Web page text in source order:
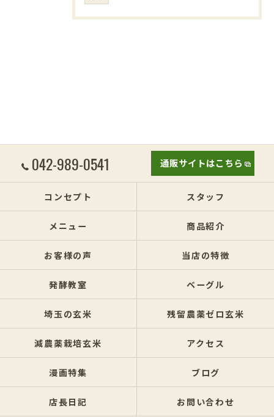
042-989-0541 通販サイトはこちら
コンセプト スタッフ
メニュー 商品紹介
お客様の声 当店の特徴
発酵教室 ベーグル
埼玉の玄米 残留農薬ゼロ玄米
減農薬栽培玄米 アクセス
漫画特集 ブログ
店長日記 お問い合わせ